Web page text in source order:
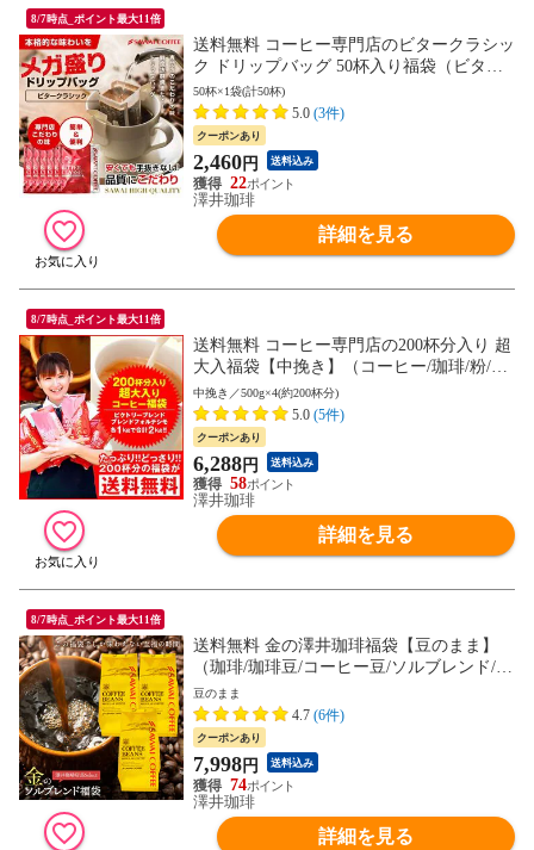
8/7時点_ポイント最大11倍
送料無料 コーヒー専門店のビタークラシッ
ク ドリップバッグ 50杯入り福袋（ビタク
ラ/ドリップコーヒー/個包装/送料込）
50杯×1袋(計50杯)
5.0 (3件)
クーポンあり
2,460円 送料込み
22
澤井珈琲
詳細を見る
8/7時点_ポイント最大11倍
送料無料 コーヒー専門店の200杯分入り 超
大入福袋【中挽き】（コーヒー/珈琲/粉/コ
ーヒー豆/ビクトリー/フォルテシモ/送料
込）
中挽き／500g×4(約200杯分)
5.0 (5件)
クーポンあり
6,288円 送料込み
58
澤井珈琲
詳細を見る
8/7時点_ポイント最大11倍
送料無料 金の澤井珈琲福袋【豆のまま】
（珈琲/珈琲豆/コーヒー豆/ソルブレンド/1.
2kg/120杯分）
豆のまま
4.7 (6件)
クーポンあり
7,998円 送料込み
74
澤井珈琲
詳細を見る